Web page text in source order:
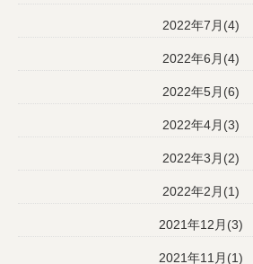
2022年7月(4)
2022年6月(4)
2022年5月(6)
2022年4月(3)
2022年3月(2)
2022年2月(1)
2021年12月(3)
2021年11月(1)